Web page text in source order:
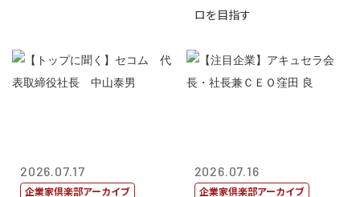
ロを目指す
2026.07.17
企業家倶楽部アーカイブ
2026.07.16
企業家倶楽部アーカイブ